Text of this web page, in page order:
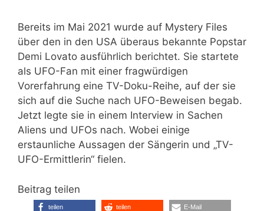
Bereits im Mai 2021 wurde auf Mystery Files
über den in den USA überaus bekannte Popstar
Demi Lovato ausführlich berichtet. Sie startete
als UFO-Fan mit einer fragwürdigen
Vorerfahrung eine TV-Doku-Reihe, auf der sie
sich auf die Suche nach UFO-Beweisen begab.
Jetzt legte sie in einem Interview in Sachen
Aliens und UFOs nach. Wobei einige
erstaunliche Aussagen der Sängerin und „TV-
UFO-Ermittlerin“ fielen.
Beitrag teilen
teilen teilen E-Mail